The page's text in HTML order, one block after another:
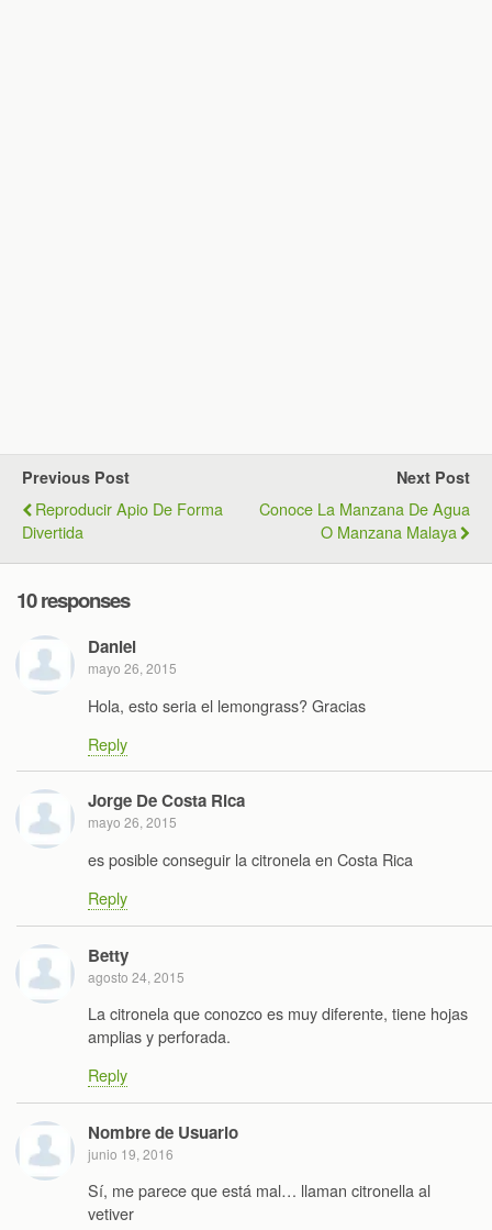
Previous Post
Reproducir Apio De Forma
Divertida
Next Post
Conoce La Manzana De Agua
O Manzana Malaya
10 responses
Daniel
mayo 26, 2015
Hola, esto seria el lemongrass? Gracias
Reply
Jorge De Costa Rica
mayo 26, 2015
es posible conseguir la citronela en Costa Rica
Reply
Betty
agosto 24, 2015
La citronela que conozco es muy diferente, tiene hojas
amplias y perforada.
Reply
Nombre de Usuario
junio 19, 2016
Sí, me parece que está mal… llaman citronella al
vetiver